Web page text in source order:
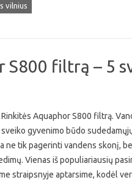
vilnius
S800 filtrą – 5
Rinkitės Aquaphor S800 filtrą.
sveiko gyvenimo būdo
ne tik pagerinti vandens skonį,
Vienas iš populiariausių
straipsnyje aptarsime, kodėl